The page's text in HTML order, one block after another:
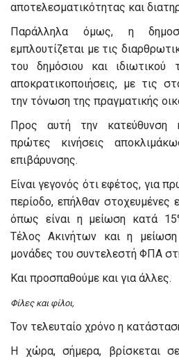
αποτελεσματικότητας και
Παράλληλα όμως, η
εμπλουτίζεται με τις
του δημόσιου και
αποκρατικοποιήσεις, με τις
την τόνωση της πραγματικής
Προς αυτή την κατεύθυνση
πρώτες κινήσεις
επιβάρυνσης.
Είναι γεγονός ότι εφέτος, για
περίοδο, επήλθαν στοχευμένες
όπως είναι η μείωση κατά
Τέλος Ακινήτων και η
μονάδες του συντελεστή ΦΠΑ
Και προσπαθούμε και για άλλες.
Φίλες και φίλοι,
Τον τελευταίο χρόνο η
Η χώρα, σήμερα, βρίσκεται